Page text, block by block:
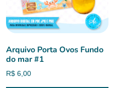
Arquivo Porta Ovos Fundo
do mar #1
R$ 6,00